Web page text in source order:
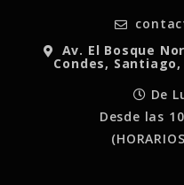
Av. El Bosque
Condes,
De
Desde las
(HORARIOS